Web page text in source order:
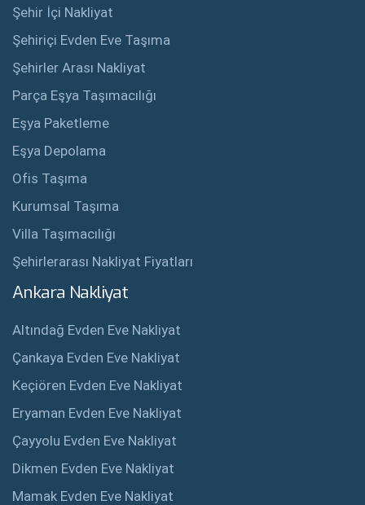
Şehir İçi Nakliyat
Şehiriçi Evden Eve Taşıma
Şehirler Arası Nakliyat
Parça Eşya Taşımacılığı
Eşya Paketleme
Eşya Depolama
Ofis Taşıma
Kurumsal Taşıma
Villa Taşımacılığı
Şehirlerarası Nakliyat Fiyatları
Ankara Nakliyat
Altındağ Evden Eve Nakliyat
Çankaya Evden Eve Nakliyat
Keçiören Evden Eve Nakliyat
Eryaman Evden Eve Nakliyat
Çayyolu Evden Eve Nakliyat
Dikmen Evden Eve Nakliyat
Mamak Evden Eve Nakliyat